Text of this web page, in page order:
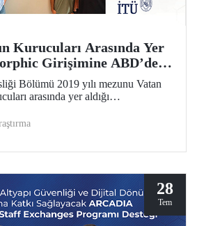
Kurucuları Arasında Yer
Girişimine ABD’de
Desteği
Bölümü 2019 yılı mezunu Vatan
arasında yer aldığı
(YC) 2026 yaz dönemine kabul
28
Tem